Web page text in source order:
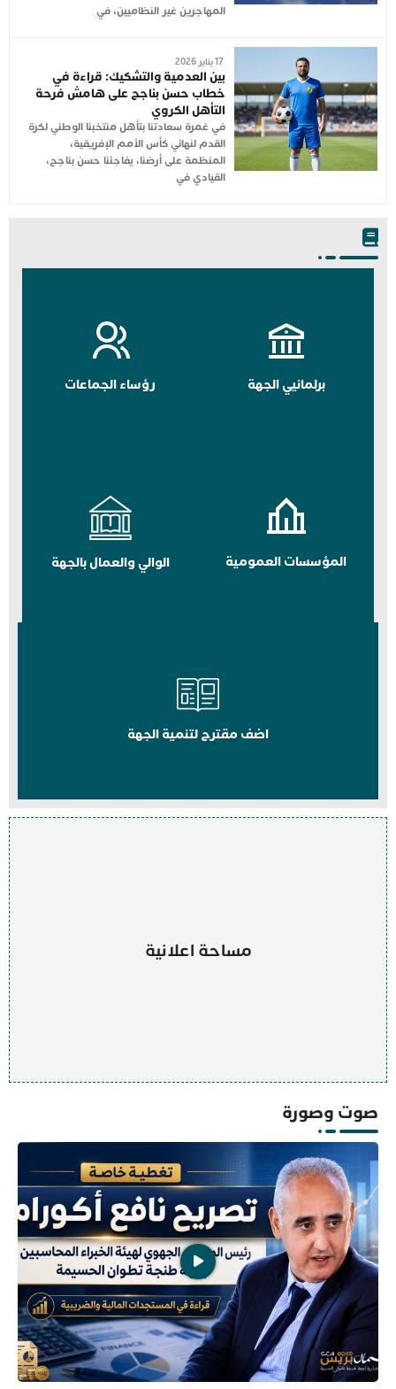
المهاجرين غير النظاميين، في
17 يناير 2026
بين العدمية والتشكيك: قراءة في
خطاب حسن بناجح على هامش فرحة
التأهل الكروي
في غمرة سعادتنا بتأهل منتخبنا الوطني لكرة
القدم لنهائي كأس الأمم الإفريقية،
المنظمة على أرضنا، يفاجئنا حسن بناجح،
القيادي في
برلمانيي الجهة رؤساء الجماعات
المؤسسات العمومية الوالي والعمال بالجهة
اضف مقترح لتنمية الجهة
مساحة اعلانية
صوت وصورة